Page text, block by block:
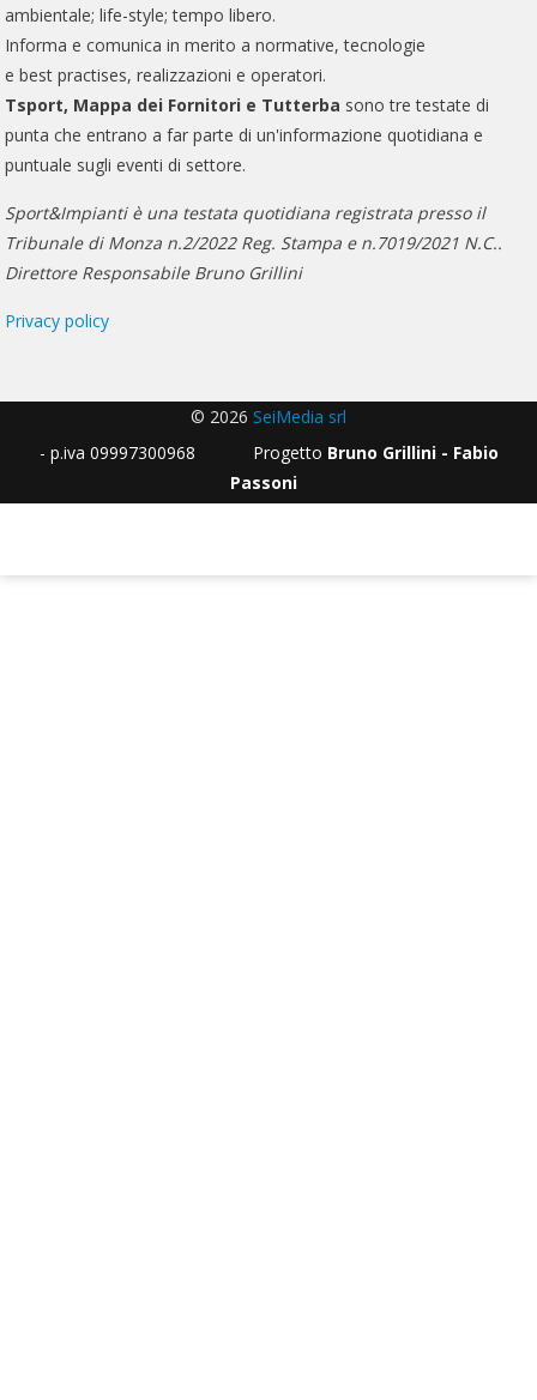
ambientale; life-style; tempo libero.
Informa e comunica in merito a normative, tecnologie
e best practises, realizzazioni e operatori.
Tsport, Mappa dei Fornitori e Tutterba sono tre testate di
punta che entrano a far parte di un'informazione quotidiana e
puntuale sugli eventi di settore.
Sport&Impianti è una testata quotidiana registrata presso il
Tribunale di Monza n.2/2022 Reg. Stampa e n.7019/2021 N.C..
Direttore Responsabile Bruno Grillini
Privacy policy
© 2026 SeiMedia srl
- p.iva 09997300968 Progetto Bruno Grillini - Fabio
Passoni